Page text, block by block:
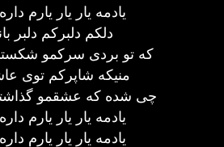
یادمه یار یار یارم داره
دلکم دلبرکم دلبر
که تو بردی سرکمو
منیکه شاپرکم توی
چی شده که عشقمو
یادمه یار یار یارم داره
یادمه یار یار یارم داره